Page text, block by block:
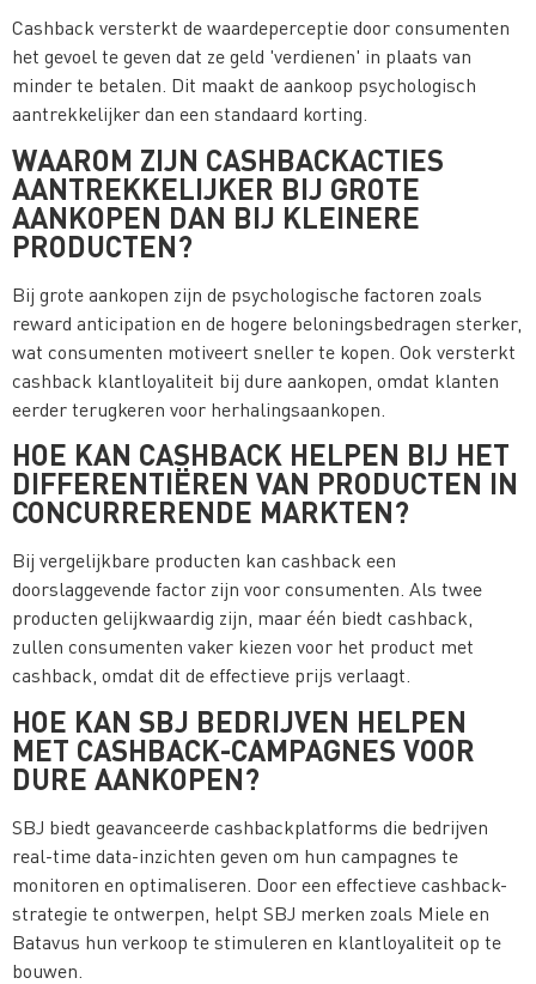
Cashback versterkt de waardeperceptie door consumenten
het gevoel te geven dat ze geld 'verdienen' in plaats van
minder te betalen. Dit maakt de aankoop psychologisch
aantrekkelijker dan een standaard korting.
WAAROM ZIJN CASHBACKACTIES
AANTREKKELIJKER BIJ GROTE
AANKOPEN DAN BIJ KLEINERE
PRODUCTEN?
Bij grote aankopen zijn de psychologische factoren zoals
reward anticipation en de hogere beloningsbedragen sterker,
wat consumenten motiveert sneller te kopen. Ook versterkt
cashback klantloyaliteit bij dure aankopen, omdat klanten
eerder terugkeren voor herhalingsaankopen.
HOE KAN CASHBACK HELPEN BIJ HET
DIFFERENTIËREN VAN PRODUCTEN IN
CONCURRERENDE MARKTEN?
Bij vergelijkbare producten kan cashback een
doorslaggevende factor zijn voor consumenten. Als twee
producten gelijkwaardig zijn, maar één biedt cashback,
zullen consumenten vaker kiezen voor het product met
cashback, omdat dit de effectieve prijs verlaagt.
HOE KAN SBJ BEDRIJVEN HELPEN
MET CASHBACK-CAMPAGNES VOOR
DURE AANKOPEN?
SBJ biedt geavanceerde cashbackplatforms die bedrijven
real-time data-inzichten geven om hun campagnes te
monitoren en optimaliseren. Door een effectieve cashback-
strategie te ontwerpen, helpt SBJ merken zoals Miele en
Batavus hun verkoop te stimuleren en klantloyaliteit op te
bouwen.